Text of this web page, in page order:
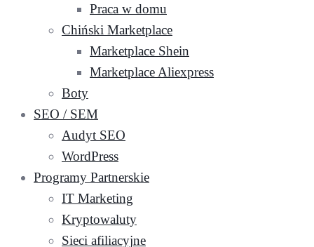
Praca w domu
Chiński Marketplace
Marketplace Shein
Marketplace Aliexpress
Boty
SEO / SEM
Audyt SEO
WordPress
Programy Partnerskie
IT Marketing
Kryptowaluty
Sieci afiliacyjne